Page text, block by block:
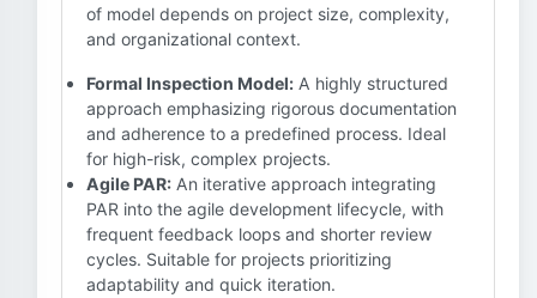
of model depends on project size, complexity,
and organizational context.
Formal Inspection Model: A highly structured
approach emphasizing rigorous documentation
and adherence to a predefined process. Ideal
for high-risk, complex projects.
Agile PAR: An iterative approach integrating
PAR into the agile development lifecycle, with
frequent feedback loops and shorter review
cycles. Suitable for projects prioritizing
adaptability and quick iteration.